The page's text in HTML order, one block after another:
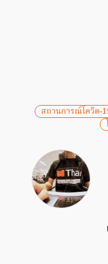
สถานการณ์โควิด-